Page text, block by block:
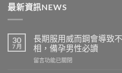
最新資訊NEWS
30
7 月
長期服用威而鋼會導致
相，備孕男性必讀
在
留言功能已關閉